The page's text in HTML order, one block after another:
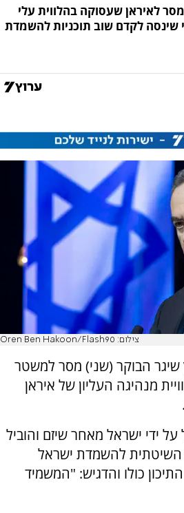
לאיראן שעסוקה בהלווית עלי
שינסה לקדם שוב תוכניות להשמדת
צילום: Oren Ben Hakoon/Flash90
שיגר הבוקר (שני) מסר למשטר
מנהיגה העליון של איראן
על ידי ישראל מאחר שיזם והוביל
להשמדת ישראל
כולו והדגיש: "המשמיד